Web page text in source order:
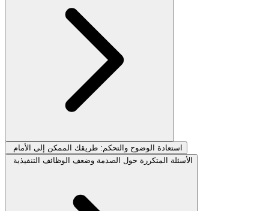
استعادة الوضوح والتحكم: طريقك الممكن إلى الأمام
الأسئلة المتكررة حول الصدمة وضعف الوظائف التنفيذية